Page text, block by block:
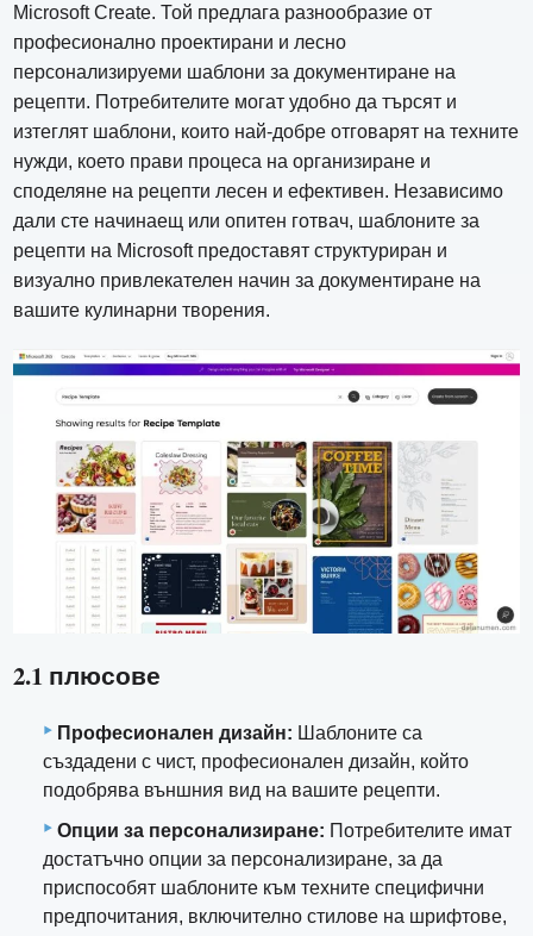
Microsoft Create. Той предлага разнообразие от
професионално проектирани и лесно
персонализируеми шаблони за документиране на
рецепти. Потребителите могат удобно да търсят и
изтеглят шаблони, които най-добре отговарят на техните
нужди, което прави процеса на организиране и
споделяне на рецепти лесен и ефективен. Независимо
дали сте начинаещ или опитен готвач, шаблоните за
рецепти на Microsoft предоставят структуриран и
визуално привлекателен начин за документиране на
вашите кулинарни творения.
2.1 плюсове
Професионален дизайн: Шаблоните са
създадени с чист, професионален дизайн, който
подобрява външния вид на вашите рецепти.
Опции за персонализиране: Потребителите имат
достатъчно опции за персонализиране, за да
приспособят шаблоните към техните специфични
предпочитания, включително стилове на шрифтове,